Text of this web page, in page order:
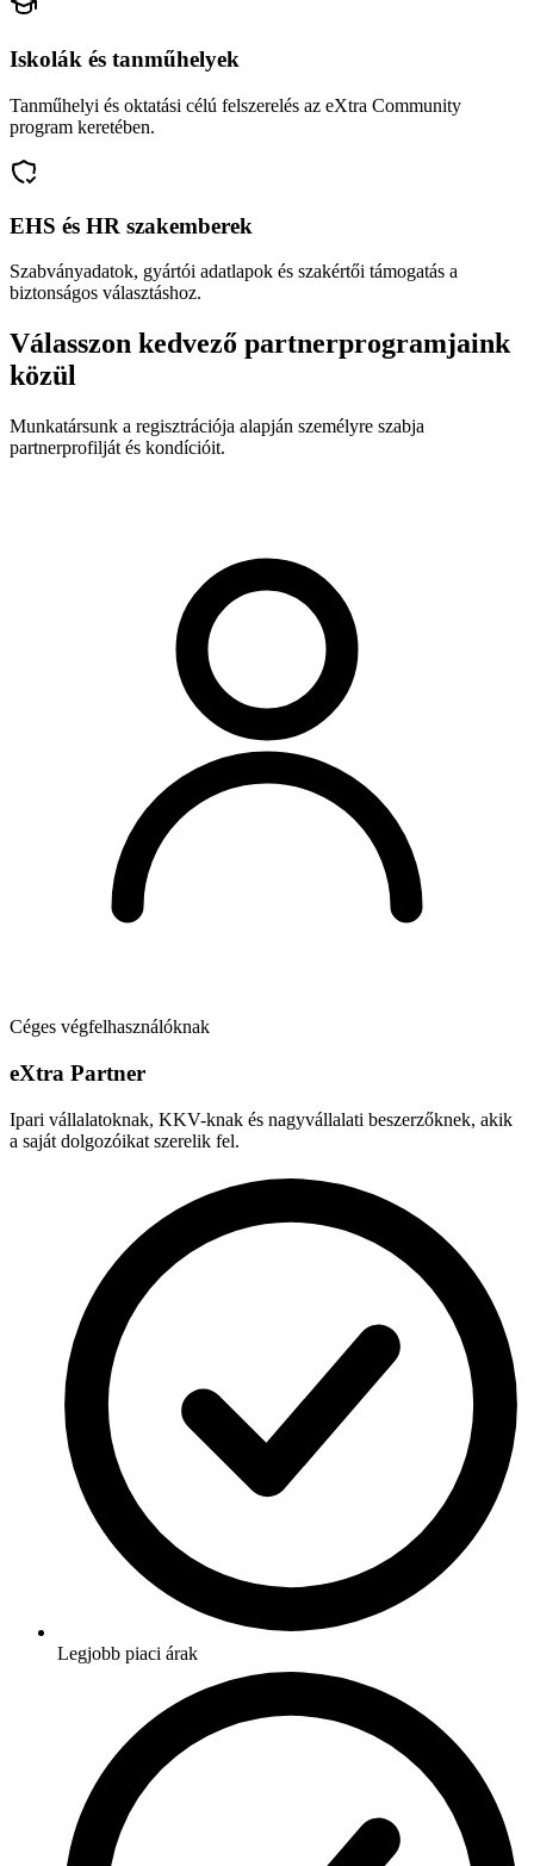
Iskolák és tanműhelyek
Tanműhelyi és oktatási célú felszerelés az eXtra Community
program keretében.
EHS és HR szakemberek
Szabványadatok, gyártói adatlapok és szakértői támogatás a
biztonságos választáshoz.
Válasszon kedvező partnerprogramjaink
közül
Munkatársunk a regisztrációja alapján személyre szabja
partnerprofilját és kondícióit.
Céges végfelhasználóknak
eXtra Partner
Ipari vállalatoknak, KKV-knak és nagyvállalati beszerzőknek, akik
a saját dolgozóikat szerelik fel.
Legjobb piaci árak